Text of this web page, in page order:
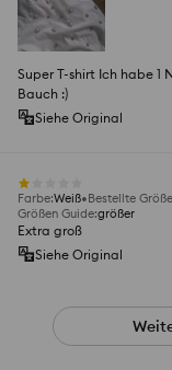
Super T-shirt Ich habe 1
Bauch :)
Siehe Original
Farbe:Weiß Bestellte Größe
Größen Guide:größer
Extra groß
Siehe Original